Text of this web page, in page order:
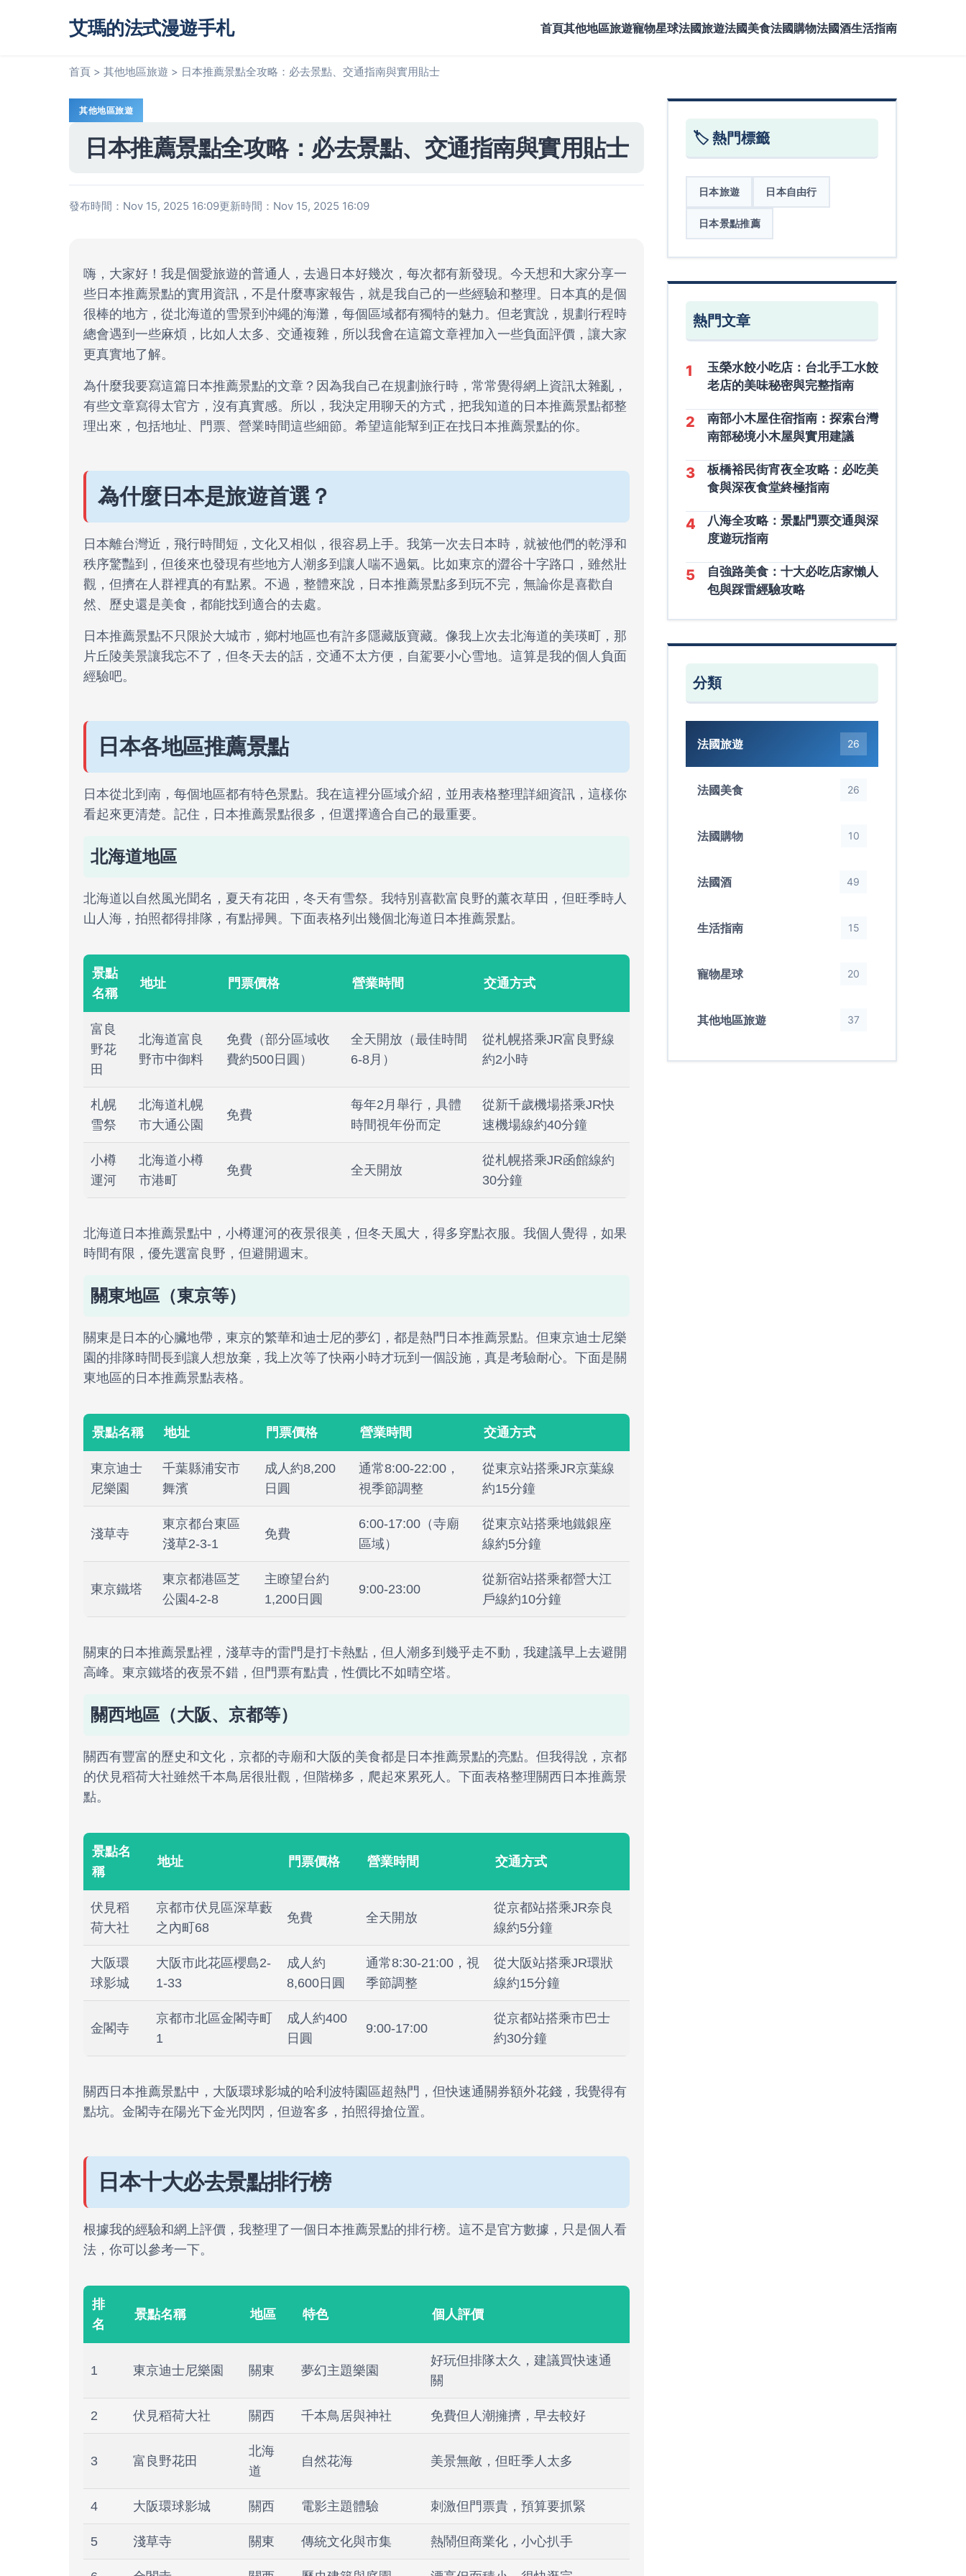
艾瑪的法式漫遊手札 首頁其他地區旅遊寵物星球法國旅遊法國美食法國購物法國酒生活指南
首頁 > 其他地區旅遊 > 日本推薦景點全攻略：必去景點、交通指南與實用貼士
其他地區旅遊
日本推薦景點全攻略：必去景點、交通指南與實用貼士
發布時間：Nov 15, 2025 16:09更新時間：Nov 15, 2025 16:09
嗨，大家好！我是個愛旅遊的普通人，去過日本好幾次，每次都有新發現。今天想和大家分享一
些日本推薦景點的實用資訊，不是什麼專家報告，就是我自己的一些經驗和整理。日本真的是個
很棒的地方，從北海道的雪景到沖繩的海灘，每個區域都有獨特的魅力。但老實說，規劃行程時
總會遇到一些麻煩，比如人太多、交通複雜，所以我會在這篇文章裡加入一些負面評價，讓大家
更真實地了解。
為什麼我要寫這篇日本推薦景點的文章？因為我自己在規劃旅行時，常常覺得網上資訊太雜亂，
有些文章寫得太官方，沒有真實感。所以，我決定用聊天的方式，把我知道的日本推薦景點都整
理出來，包括地址、門票、營業時間這些細節。希望這能幫到正在找日本推薦景點的你。
為什麼日本是旅遊首選？
日本離台灣近，飛行時間短，文化又相似，很容易上手。我第一次去日本時，就被他們的乾淨和
秩序驚豔到，但後來也發現有些地方人潮多到讓人喘不過氣。比如東京的澀谷十字路口，雖然壯
觀，但擠在人群裡真的有點累。不過，整體來說，日本推薦景點多到玩不完，無論你是喜歡自
然、歷史還是美食，都能找到適合的去處。
日本推薦景點不只限於大城市，鄉村地區也有許多隱藏版寶藏。像我上次去北海道的美瑛町，那
片丘陵美景讓我忘不了，但冬天去的話，交通不太方便，自駕要小心雪地。這算是我的個人負面
經驗吧。
日本各地區推薦景點
日本從北到南，每個地區都有特色景點。我在這裡分區域介紹，並用表格整理詳細資訊，這樣你
看起來更清楚。記住，日本推薦景點很多，但選擇適合自己的最重要。
北海道地區
北海道以自然風光聞名，夏天有花田，冬天有雪祭。我特別喜歡富良野的薰衣草田，但旺季時人
山人海，拍照都得排隊，有點掃興。下面表格列出幾個北海道日本推薦景點。
景點
名稱
地址 門票價格 營業時間 交通方式
富良
野花
田
北海道富良
野市中御料
免費（部分區域收
費約500日圓）
全天開放（最佳時間
6-8月）
從札幌搭乘JR富良野線
約2小時
札幌
雪祭
北海道札幌
市大通公園
免費
每年2月舉行，具體
時間視年份而定
從新千歲機場搭乘JR快
速機場線約40分鐘
小樽
運河
北海道小樽
市港町
免費 全天開放
從札幌搭乘JR函館線約
30分鐘
北海道日本推薦景點中，小樽運河的夜景很美，但冬天風大，得多穿點衣服。我個人覺得，如果
時間有限，優先選富良野，但避開週末。
關東地區（東京等）
關東是日本的心臟地帶，東京的繁華和迪士尼的夢幻，都是熱門日本推薦景點。但東京迪士尼樂
園的排隊時間長到讓人想放棄，我上次等了快兩小時才玩到一個設施，真是考驗耐心。下面是關
東地區的日本推薦景點表格。
景點名稱 地址 門票價格 營業時間 交通方式
東京迪士
尼樂園
千葉縣浦安市
舞濱
成人約8,200
日圓
通常8:00-22:00，
視季節調整
從東京站搭乘JR京葉線
約15分鐘
淺草寺
東京都台東區
淺草2-3-1
免費
6:00-17:00（寺廟
區域）
從東京站搭乘地鐵銀座
線約5分鐘
東京鐵塔
東京都港區芝
公園4-2-8
主瞭望台約
1,200日圓
9:00-23:00
從新宿站搭乘都營大江
戶線約10分鐘
關東的日本推薦景點裡，淺草寺的雷門是打卡熱點，但人潮多到幾乎走不動，我建議早上去避開
高峰。東京鐵塔的夜景不錯，但門票有點貴，性價比不如晴空塔。
關西地區（大阪、京都等）
關西有豐富的歷史和文化，京都的寺廟和大阪的美食都是日本推薦景點的亮點。但我得說，京都
的伏見稻荷大社雖然千本鳥居很壯觀，但階梯多，爬起來累死人。下面表格整理關西日本推薦景
點。
景點名
稱
地址 門票價格 營業時間 交通方式
伏見稻
荷大社
京都市伏見區深草藪
之內町68
免費 全天開放
從京都站搭乘JR奈良
線約5分鐘
大阪環
球影城
大阪市此花區櫻島2-
1-33
成人約
8,600日圓
通常8:30-21:00，視
季節調整
從大阪站搭乘JR環狀
線約15分鐘
金閣寺
京都市北區金閣寺町
1
成人約400
日圓
9:00-17:00
從京都站搭乘市巴士
約30分鐘
關西日本推薦景點中，大阪環球影城的哈利波特園區超熱門，但快速通關券額外花錢，我覺得有
點坑。金閣寺在陽光下金光閃閃，但遊客多，拍照得搶位置。
日本十大必去景點排行榜
根據我的經驗和網上評價，我整理了一個日本推薦景點的排行榜。這不是官方數據，只是個人看
法，你可以參考一下。
排
名
景點名稱 地區 特色 個人評價
1 東京迪士尼樂園 關東 夢幻主題樂園
好玩但排隊太久，建議買快速通
關
2 伏見稻荷大社 關西 千本鳥居與神社 免費但人潮擁擠，早去較好
3 富良野花田
北海
道
自然花海 美景無敵，但旺季人太多
4 大阪環球影城 關西 電影主題體驗 刺激但門票貴，預算要抓緊
5 淺草寺 關東 傳統文化與市集 熱鬧但商業化，小心扒手
🏷️ 熱門標籤
日本旅遊 日本自由行
日本景點推薦
熱門文章
1
玉榮水餃小吃店：台北手工水餃
老店的美味秘密與完整指南
2
南部小木屋住宿指南：探索台灣
南部秘境小木屋與實用建議
3
板橋裕民街宵夜全攻略：必吃美
食與深夜食堂終極指南
4
八海全攻略：景點門票交通與深
度遊玩指南
5
自強路美食：十大必吃店家懶人
包與踩雷經驗攻略
分類
法國旅遊 26
法國美食 26
法國購物 10
法國酒 49
生活指南 15
寵物星球 20
其他地區旅遊 37